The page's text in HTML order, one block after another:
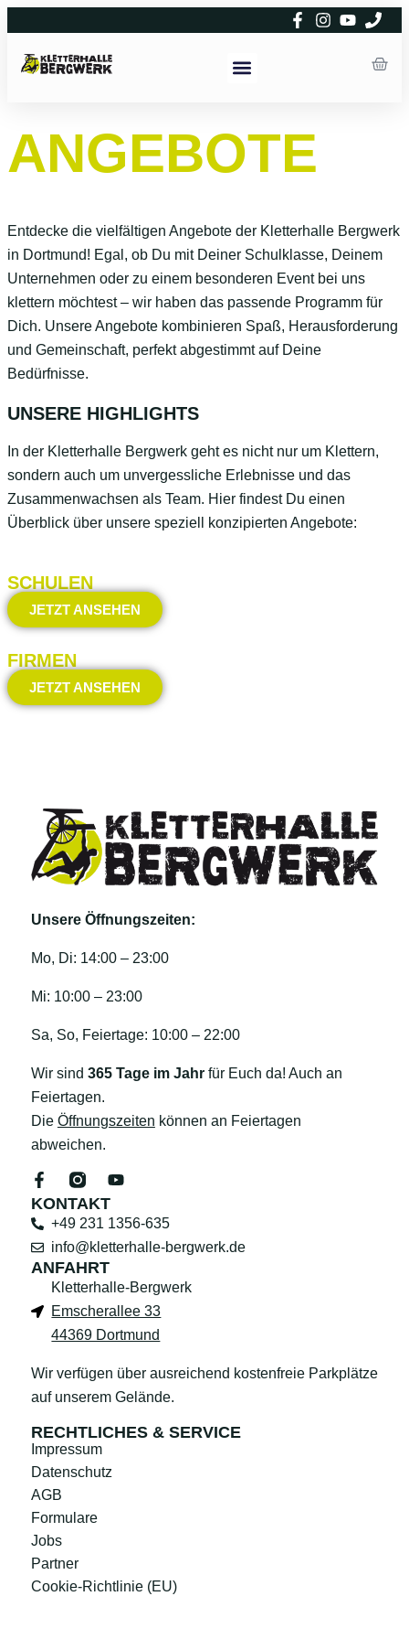
ANGEBOTE
Entdecke die vielfältigen Angebote der Kletterhalle Bergwerk
in Dortmund! Egal, ob Du mit Deiner Schulklasse, Deinem
Unternehmen oder zu einem besonderen Event bei uns
klettern möchtest – wir haben das passende Programm für
Dich. Unsere Angebote kombinieren Spaß, Herausforderung
und Gemeinschaft, perfekt abgestimmt auf Deine
Bedürfnisse.
UNSERE HIGHLIGHTS
In der Kletterhalle Bergwerk geht es nicht nur um Klettern,
sondern auch um unvergessliche Erlebnisse und das
Zusammenwachsen als Team. Hier findest Du einen
Überblick über unsere speziell konzipierten Angebote:
SCHULEN
JETZT ANSEHEN
FIRMEN
JETZT ANSEHEN
Unsere Öffnungszeiten:
Mo, Di: 14:00 – 23:00
Mi: 10:00 – 23:00
Sa, So, Feiertage: 10:00 – 22:00
Wir sind 365 Tage im Jahr für Euch da! Auch an
Feiertagen.
Die Öffnungszeiten können an Feiertagen
abweichen.
KONTAKT
+49 231 1356-635
info@kletterhalle-bergwerk.de
ANFAHRT
Kletterhalle-Bergwerk
Emscherallee 33
44369 Dortmund
Wir verfügen über ausreichend kostenfreie Parkplätze
auf unserem Gelände.
RECHTLICHES & SERVICE
Impressum
Datenschutz
AGB
Formulare
Jobs
Partner
Cookie-Richtlinie (EU)